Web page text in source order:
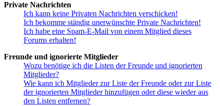
Private Nachrichten
Ich kann keine Privaten Nachrichten verschicken!
Ich bekomme ständig unerwünschte Private Nachrichten!
Ich habe eine Spam-E-Mail von einem Mitglied dieses
Forums erhalten!
Freunde und ignorierte Mitglieder
Wozu benötige ich die Listen der Freunde und ignorierten
Mitglieder?
Wie kann ich Mitglieder zur Liste der Freunde oder zur Liste
der ignorierten Mitglieder hinzufügen oder diese wieder aus
den Listen entfernen?